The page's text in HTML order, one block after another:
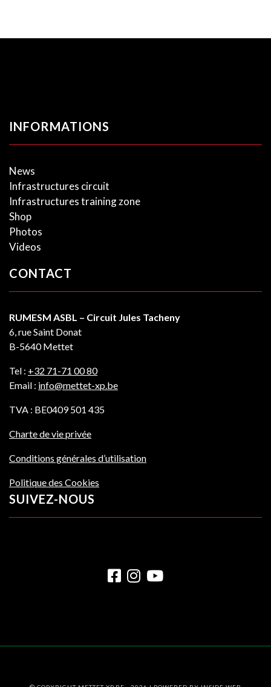
INFORMATIONS
News
Infrastructures circuit
Infrastructures training zone
Shop
Photos
Videos
CONTACT
RUMESM ASBL – Circuit Jules Tacheny
6, rue Saint Donat
B-5640 Mettet
Tel : +32 71-71 00 80
Email : info@mettet-xp.be
TVA : BE0409 501 435
Charte de vie privée
Conditions générales d’utilisation
Politique des Cookies
SUIVEZ-NOUS